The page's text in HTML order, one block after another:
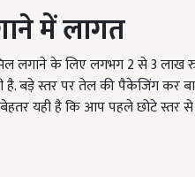
में लागत
लगाने के लिए लगभग 2 से 3 लाख
बड़े स्तर पर तेल की पैकेजिंग कर
यही है कि आप पहले छोटे स्तर